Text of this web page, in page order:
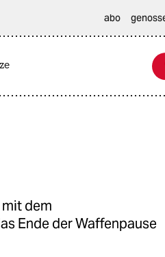
abo
dem
Ende der Waffenpause